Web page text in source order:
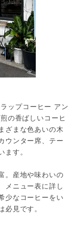
ップコーヒー アン
の香ばしいコーヒ
ざまな色あいの木
ウンター席、テー
す。
。産地や味わいの
メニュー表に詳し
少なコーヒーをい
見です。